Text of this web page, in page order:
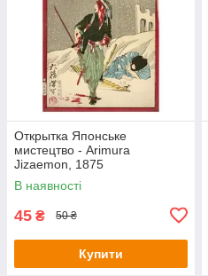
Открытка Японське
мистецтво - Arimura
Jizaemon, 1875
В наявності
45 ₴ 50 ₴
Купити